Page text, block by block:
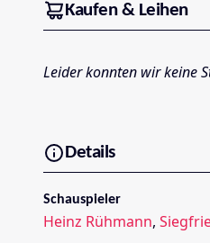
Kaufen & Leihen
Leider konnten wir keine
Details
Schauspieler
Heinz Rühmann,